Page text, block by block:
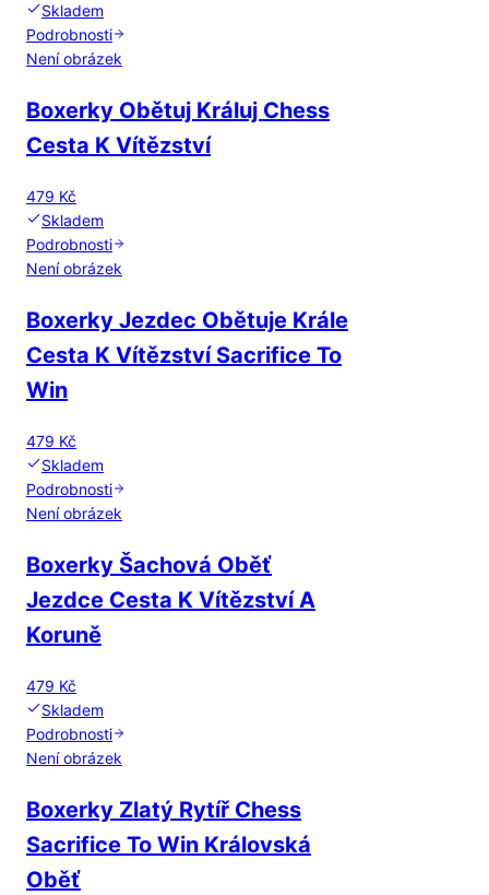
Skladem
Podrobnosti
Není obrázek
Boxerky Obětuj Králuj Chess
Cesta K Vítězství
479 Kč
Skladem
Podrobnosti
Není obrázek
Boxerky Jezdec Obětuje Krále
Cesta K Vítězství Sacrifice To
Win
479 Kč
Skladem
Podrobnosti
Není obrázek
Boxerky Šachová Oběť
Jezdce Cesta K Vítězství A
Koruně
479 Kč
Skladem
Podrobnosti
Není obrázek
Boxerky Zlatý Rytíř Chess
Sacrifice To Win Královská
Oběť